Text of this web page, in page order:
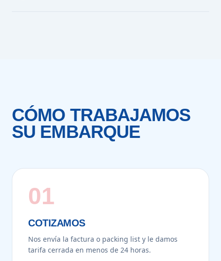
CÓMO TRABAJAMOS
SU EMBARQUE
01
COTIZAMOS
Nos envía la factura o packing list y le damos
tarifa cerrada en menos de 24 horas.